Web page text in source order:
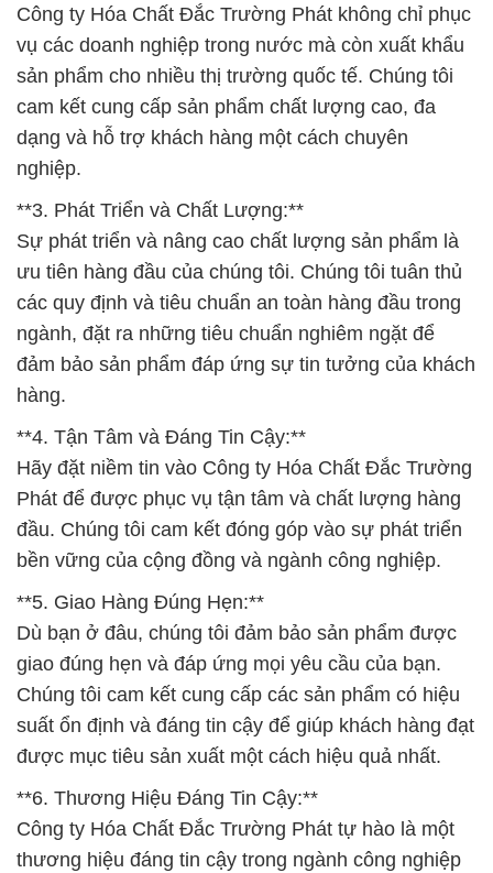
Công ty Hóa Chất Đắc Trường Phát không chỉ phục
vụ các doanh nghiệp trong nước mà còn xuất khẩu
sản phẩm cho nhiều thị trường quốc tế. Chúng tôi
cam kết cung cấp sản phẩm chất lượng cao, đa
dạng và hỗ trợ khách hàng một cách chuyên
nghiệp.
**3. Phát Triển và Chất Lượng:**
Sự phát triển và nâng cao chất lượng sản phẩm là
ưu tiên hàng đầu của chúng tôi. Chúng tôi tuân thủ
các quy định và tiêu chuẩn an toàn hàng đầu trong
ngành, đặt ra những tiêu chuẩn nghiêm ngặt để
đảm bảo sản phẩm đáp ứng sự tin tưởng của khách
hàng.
**4. Tận Tâm và Đáng Tin Cậy:**
Hãy đặt niềm tin vào Công ty Hóa Chất Đắc Trường
Phát để được phục vụ tận tâm và chất lượng hàng
đầu. Chúng tôi cam kết đóng góp vào sự phát triển
bền vững của cộng đồng và ngành công nghiệp.
**5. Giao Hàng Đúng Hẹn:**
Dù bạn ở đâu, chúng tôi đảm bảo sản phẩm được
giao đúng hẹn và đáp ứng mọi yêu cầu của bạn.
Chúng tôi cam kết cung cấp các sản phẩm có hiệu
suất ổn định và đáng tin cậy để giúp khách hàng đạt
được mục tiêu sản xuất một cách hiệu quả nhất.
**6. Thương Hiệu Đáng Tin Cậy:**
Công ty Hóa Chất Đắc Trường Phát tự hào là một
thương hiệu đáng tin cậy trong ngành công nghiệp